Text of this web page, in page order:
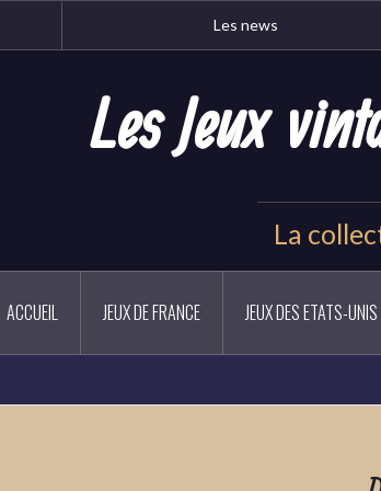
Les news
Les Jeux
La
ACCUEIL JEUX DE FRANCE JEUX DES ETATS-